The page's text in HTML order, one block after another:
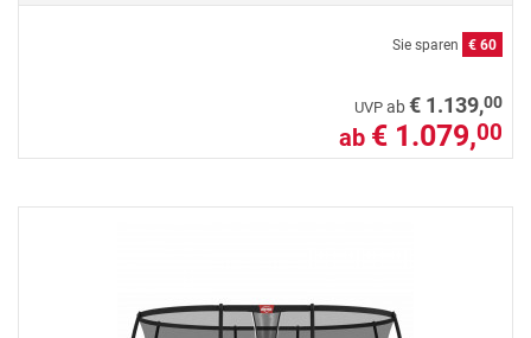
Sie sparen € 60
UVP ab€ 1.139,00
ab € 1.079,00